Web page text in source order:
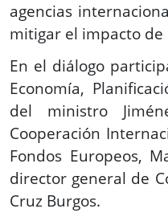
agencias
mitigar el impacto de
En el diálogo
Economía,
del ministro
Cooperación
Fondos Europeos,
director general de
Cruz Burgos.